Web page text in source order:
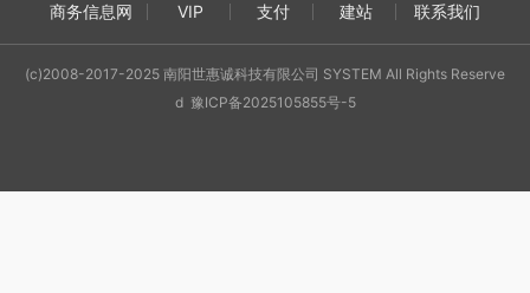
商务信息网 VIP 支付 建站 联系我们
(c)2008-2017-2025 南阳世惠诚科技有限公司 SYSTEM All Rights Reserve
d 豫ICP备2025105855号-5